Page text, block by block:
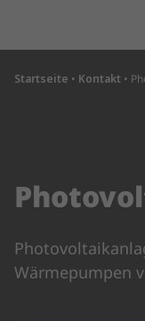
Startseite • Kontakt •
Wärmepumpen